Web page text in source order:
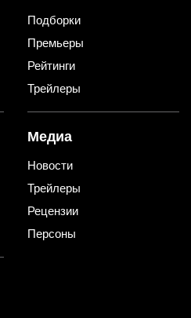
Подборки
Премьеры
Рейтинги
Трейлеры
Медиа
Новости
Трейлеры
Рецензии
Персоны